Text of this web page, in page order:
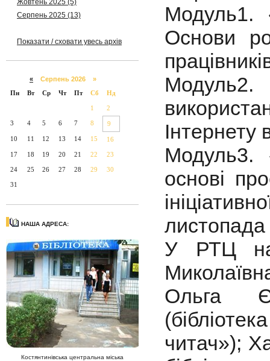
Жовтень 2025 (5)
Серпень 2025 (13)
Показати / сховати увесь архів
« Серпень 2026 »
Пн
Вт Ср Чт Пт Сб Нд
1 2
3 4 5 6 7 8 9
10 11 12 13 14 15 16
17 18 19 20 21 22 23
24 25 26 27 28 29 30
31
НАША АДРЕСА:
Костянтинівська центральна міська
Модуль1.
Основи
Інтернету
Модуль3.
основі
У РТЦ
Ольга
читач»);